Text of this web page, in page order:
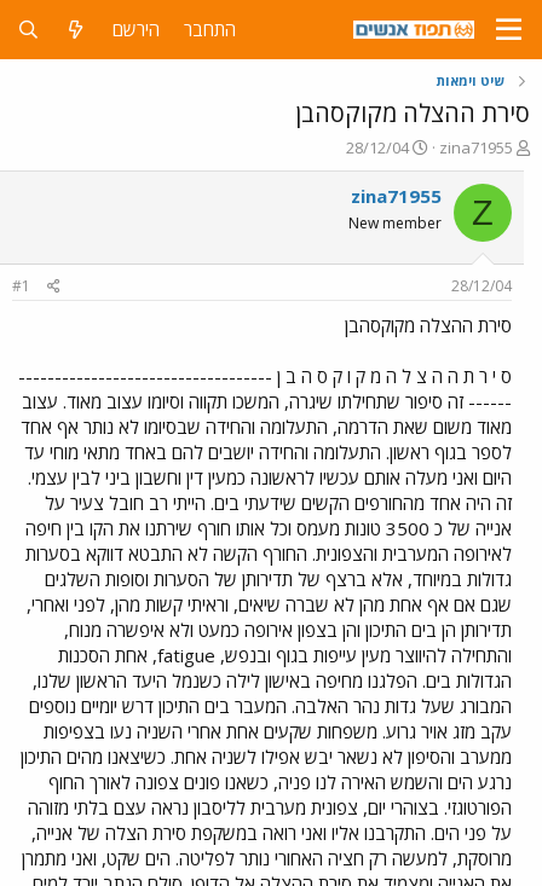
התחבר הירשם
שיט וימאות
סירת ההצלה מקוקסהבן
פ
ו
ת
ח
ה
ש
א
zina71955
פ
ו
ר
ם
ר
ך
28/12/04
Z
zina71955
New member
28/12/04
#1
סירת ההצלה מקוקסהבן
ס י ר ת ה ה צ ל ה מ ק ו ק ס ה ב ן -----------------------------------
------ זה סיפור שתחילתו שיגרה, המשכו תקווה וסיומו עצוב מאוד. עצוב
מאוד משום שאת הדרמה, התעלומה והחידה שבסיומו לא נותר אף אחד
לספר בגוף ראשון. התעלומה והחידה יושבים להם באחד מתאי מוחי עד
היום ואני מעלה אותם עכשיו לראשונה כמעין דין וחשבון ביני לבין עצמי.
זה היה אחד מהחורפים הקשים שידעתי בים. הייתי רב חובל צעיר על
אנייה של כ 3500 טונות מעמס וכל אותו חורף שירתנו את הקו בין חיפה
לאירופה המערבית והצפונית. החורף הקשה לא התבטא דווקא בסערות
גדולות במיוחד, אלא ברצף של תדירותן של הסערות וסופות השלגים
שגם אם אף אחת מהן לא שברה שיאים, וראיתי קשות מהן, לפני ואחרי,
תדירותן הן בים התיכון והן בצפון אירופה כמעט ולא איפשרה מנוח,
והתחילה להיווצר מעין עייפות בגוף ובנפש, fatigue, אחת הסכנות
הגדולות בים. הפלגנו מחיפה באישון לילה כשנמל היעד הראשון שלנו,
המבורג שעל גדות נהר האלבה. המעבר בים התיכון דרש יומיים נוספים
עקב מזג אויר גרוע. משפחות שקעים אחת אחרי השניה נעו בצפיפות
ממערב והסיפון לא נשאר יבש אפילו לשניה אחת. כשיצאנו מהים התיכון
נרגע הים והשמש האירה לנו פניה, כשאנו פונים צפונה לאורך החוף
הפורטוגזי. בצוהרי יום, צפונית מערבית לליסבון נראה עצם בלתי מזוהה
על פני הים. התקרבנו אליו ואני רואה במשקפת סירת הצלה של אנייה,
מרוסקת, למעשה רק חציה האחורי נותר לפליטה. הים שקט, ואני מתמרן